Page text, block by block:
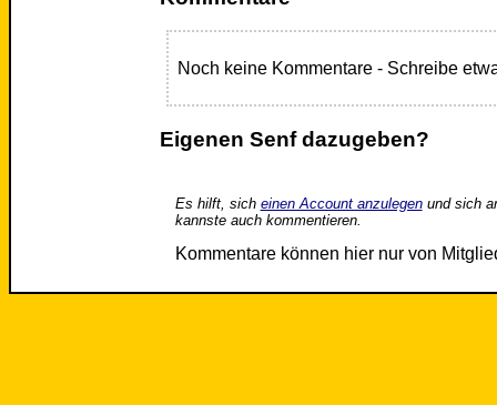
Noch keine Kommentare - Schreibe
Eigenen Senf dazugeben?
Es hilft, sich einen Account anzulegenund sich
kannste auch kommentieren.
Kommentare können hier nur von